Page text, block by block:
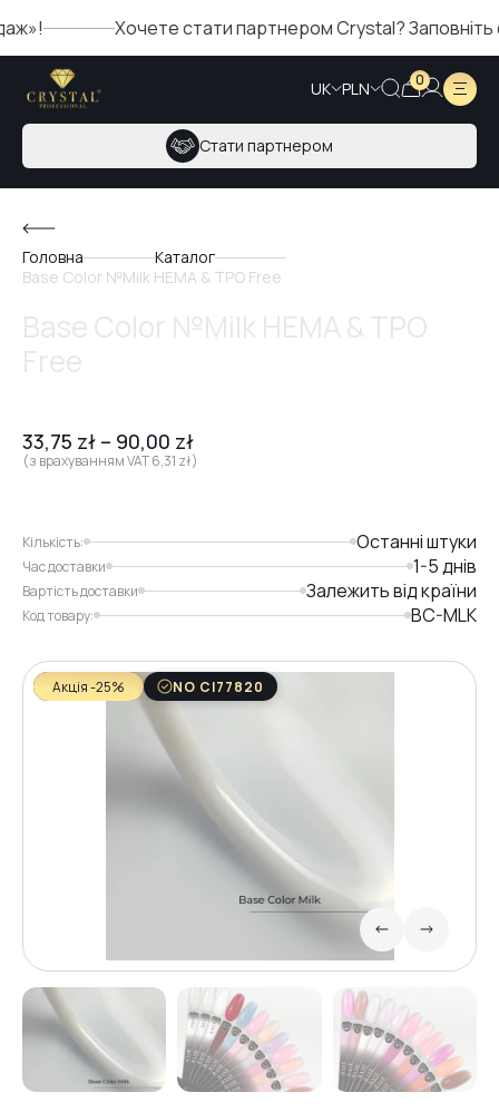
Хочете стати партнером Crystal? Заповніть
UK PLN 0
Стати партнером
Головна
Каталог
Base Color №Milk HEMA & TPO Free
33,75 zł – 90,00 zł
(з врахуванням VAT6,31 zł)
Кількість: Останні штуки
Час доставки 1-5 днів
Вартість доставки Залежить від країни
Код товару: BC-MLK
Акція -25% NO CI77820